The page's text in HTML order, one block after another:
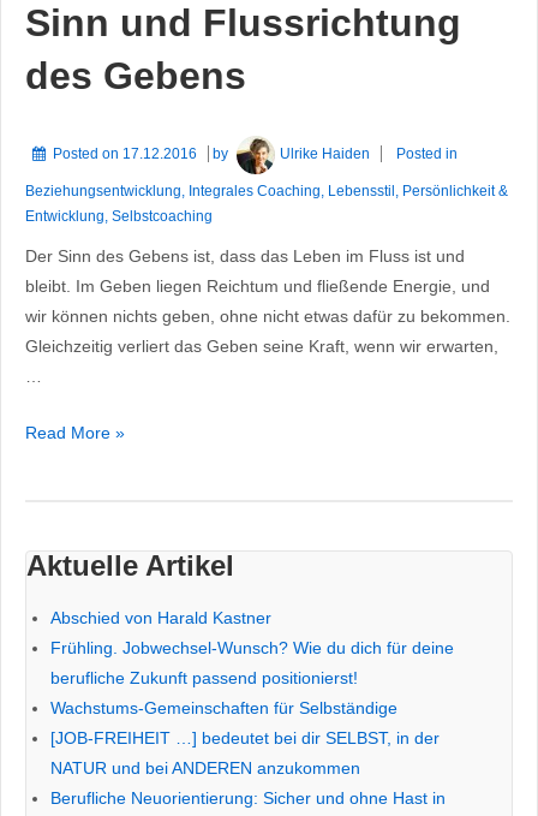
Sinn und Flussrichtung
des Gebens
Posted on 17.12.2016 by Ulrike Haiden Posted in
Beziehungsentwicklung, Integrales Coaching, Lebensstil, Persönlichkeit &
Entwicklung, Selbstcoaching
Der Sinn des Gebens ist, dass das Leben im Fluss ist und
bleibt. Im Geben liegen Reichtum und fließende Energie, und
wir können nichts geben, ohne nicht etwas dafür zu bekommen.
Gleichzeitig verliert das Geben seine Kraft, wenn wir erwarten,
Sinn
Gebens
Read More »
Aktuelle Artikel
Abschied von Harald Kastner
Frühling. Jobwechsel-Wunsch? Wie du dich für deine
berufliche Zukunft passend positionierst!
Wachstums-Gemeinschaften für Selbständige
[JOB-FREIHEIT …] bedeutet bei dir SELBST, in der
NATUR und bei ANDEREN anzukommen
Berufliche Neuorientierung: Sicher und ohne Hast in